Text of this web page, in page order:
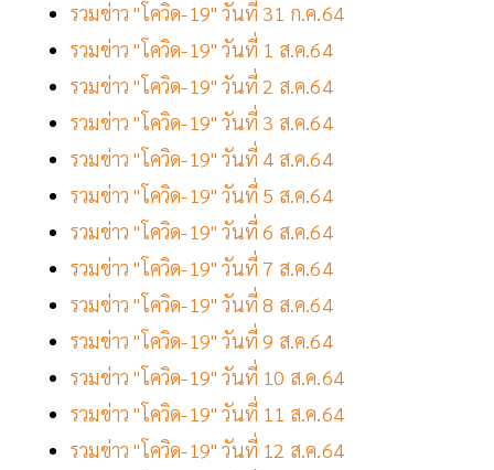
รวมข่าว "โควิด-19" วันที่ 31 ก.ค.64
รวมข่าว "โควิด-19" วันที่ 1 ส.ค.64
รวมข่าว "โควิด-19" วันที่ 2 ส.ค.64
รวมข่าว "โควิด-19" วันที่ 3 ส.ค.64
รวมข่าว "โควิด-19" วันที่ 4 ส.ค.64
รวมข่าว "โควิด-19" วันที่ 5 ส.ค.64
รวมข่าว "โควิด-19" วันที่ 6 ส.ค.64
รวมข่าว "โควิด-19" วันที่ 7 ส.ค.64
รวมข่าว "โควิด-19" วันที่ 8 ส.ค.64
รวมข่าว "โควิด-19" วันที่ 9 ส.ค.64
รวมข่าว "โควิด-19" วันที่ 10 ส.ค.64
รวมข่าว "โควิด-19" วันที่ 11 ส.ค.64
รวมข่าว "โควิด-19" วันที่ 12 ส.ค.64